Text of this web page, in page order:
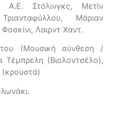
Α.Ε. Στόλινγκς, Μετίν
Μάριαν
Λαιρντ Χαντ.
(Μουσική σύνθεση /
(Βιολοντσέλο),